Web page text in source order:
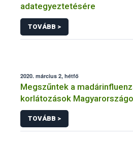
adategyeztetésére
TOVÁBB >
2020. március 2, hétfő
Megszűntek a
korlátozások
TOVÁBB >